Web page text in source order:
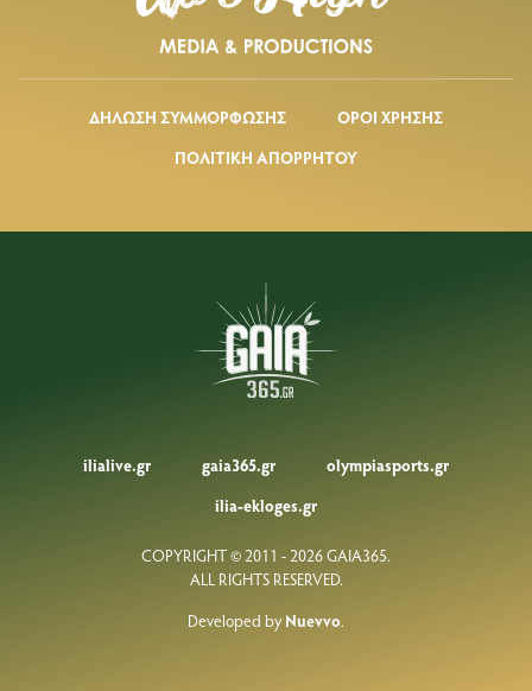
ΔΗΛΩΣΗ ΣΥΜΜΟΡΦΩΣΗΣ
ΟΡΟΙ ΧΡΗΣΗΣ
ΠΟΛΙΤΙΚΗ ΑΠΟΡΡΗΤΟΥ
ilialive.gr gaia365.gr
olympiasports.gr
ilia-ekloges.gr
COPYRIGHT © 2011 - 2026 GAIA365.
ALL RIGHTS RESERVED.
Developed by Nuevvo.